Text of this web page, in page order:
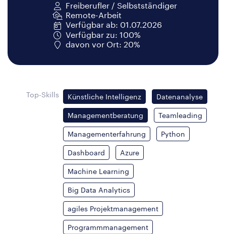
Freiberufler / Selbstständiger
Remote-Arbeit
Verfügbar ab: 01.07.2026
Verfügbar zu: 100%
davon vor Ort: 20%
Top-Skills Künstliche Intelligenz Datenanalyse
Managementberatung Teamleading
Managementerfahrung Python
Dashboard Azure
Machine Learning
Big Data Analytics
agiles Projektmanagement
Programmmanagement